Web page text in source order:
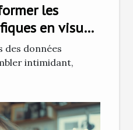
les
en visuels
des données
intimidant,